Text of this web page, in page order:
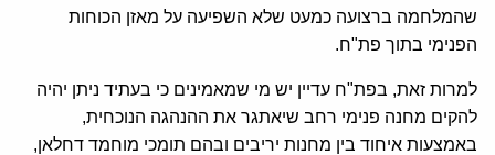
שהמלחמה ברצועה כמעט שלא השפיעה על מאזן הכוחות
הפנימי בתוך פת"ח.
למרות זאת, בפת"ח עדיין יש מי שמאמינים כי בעתיד ניתן יהיה
להקים מחנה פנימי רחב שיאתגר את ההנהגה הנוכחית,
באמצעות איחוד בין מחנות יריבים ובהם תומכי מוחמד דחלאן,